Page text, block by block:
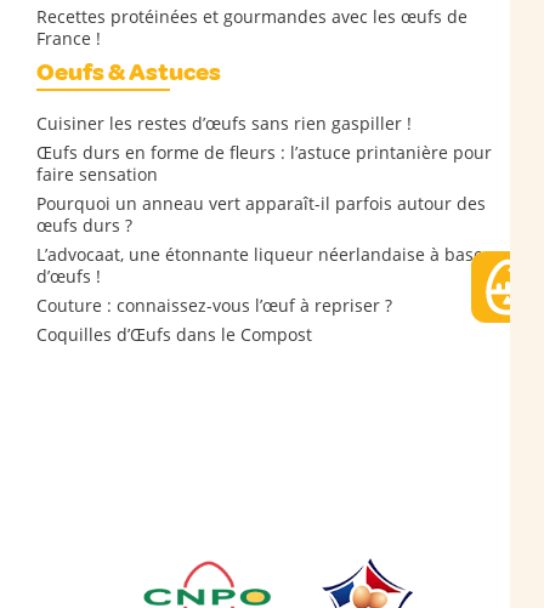
Recettes protéinées et gourmandes avec les œufs de
France !
Oeufs & Astuces
Cuisiner les restes d’œufs sans rien gaspiller !
Œufs durs en forme de fleurs : l’astuce printanière pour
faire sensation
Pourquoi un anneau vert apparaît-il parfois autour des
œufs durs ?
L’advocaat, une étonnante liqueur néerlandaise à base
d’œufs !
Couture : connaissez-vous l’œuf à repriser ?
Coquilles d’Œufs dans le Compost